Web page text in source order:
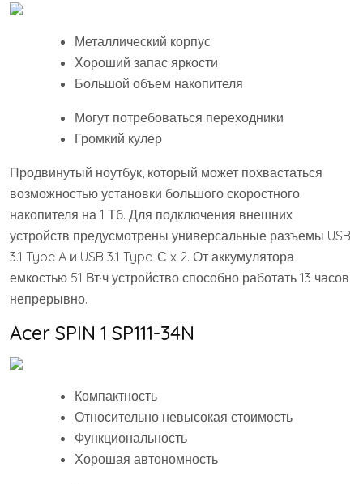
Металлический корпус
Хороший запас яркости
Большой объем накопителя
Могут потребоваться переходники
Громкий кулер
Продвинутый ноутбук, который может похвастаться
возможностью установки большого скоростного
накопителя на 1 Тб. Для подключения внешних
устройств предусмотрены универсальные разъемы USB
3.1 Type A и USB 3.1 Type-С x 2. От аккумулятора
емкостью 51 Вт·ч устройство способно работать 13 часов
непрерывно.
Acer SPIN 1 SP111-34N
Компактность
Относительно невысокая стоимость
Функциональность
Хорошая автономность